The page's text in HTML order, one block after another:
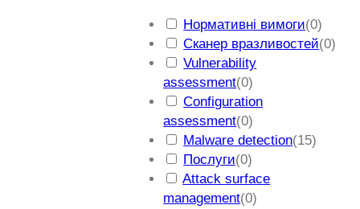
Нормативні вимоги(0)
Сканер вразливостей(0)
Vulnerability
assessment(0)
Configuration
assessment(0)
Malware detection(15)
Послуги(0)
Attack surface
management(0)